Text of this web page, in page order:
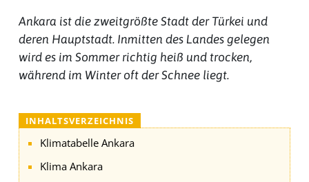
Ankara ist die zweitgrößte Stadt der Türkei und
deren Hauptstadt. Inmitten des Landes gelegen
wird es im Sommer richtig heiß und trocken,
während im Winter oft der Schnee liegt.
INHALTSVERZEICHNIS
Klimatabelle Ankara
Klima Ankara